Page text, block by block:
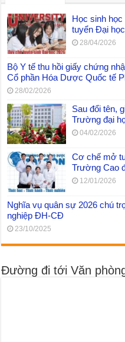
Học sinh
tuyển Đại
28/04/2026
Bộ Y tế thu hồi giấy chứng
Cổ phần Hóa Dược Quốc tế
28/02/2026
Sau đổi tên,
Trường đại
04/02/2026
Cơ chế mở
Trường Cao
12/01/2026
Nghĩa vụ quân sự 2026 chú
nghiệp ĐH-CĐ
23/10/2025
Đường đi tới Văn